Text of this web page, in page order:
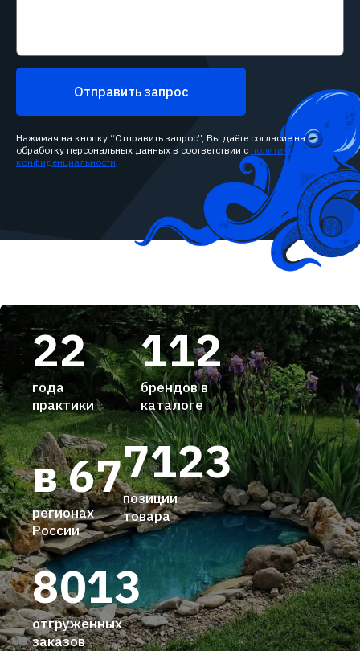
Отправить запрос
Нажимая на кнопку “Отправить запрос”, Вы даёте согласие на
обработку персональных данных в соответствии с политикой
конфиденциальности
22
года
практики
112
брендов в
каталоге
7123
позиции
товара
8013
отгруженных
заказов
в 67
регионах
России